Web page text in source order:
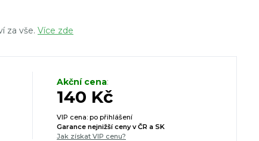
za vše. Více zde
Akční cena:
140 Kč
VIP cena: po přihlášení
Garance nejnižší ceny v ČR a SK
Jak získat VIP cenu?